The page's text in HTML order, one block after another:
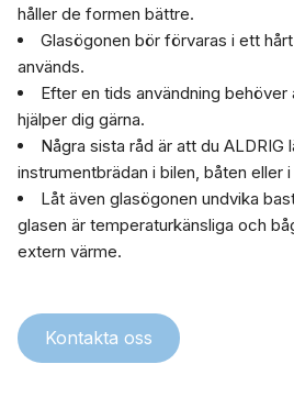
håller de formen bättre.
Glasögonen bör förvaras i ett
används.
Efter en tids användning behöver
hjälper dig gärna.
Några sista råd är att du ALDRIG
instrumentbrädan i bilen, båten eller
Låt även glasögonen undvika
glasen är temperaturkänsliga och
extern värme.
Kontakta oss